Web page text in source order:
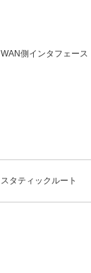
WAN側インタフェース
スタティックルート